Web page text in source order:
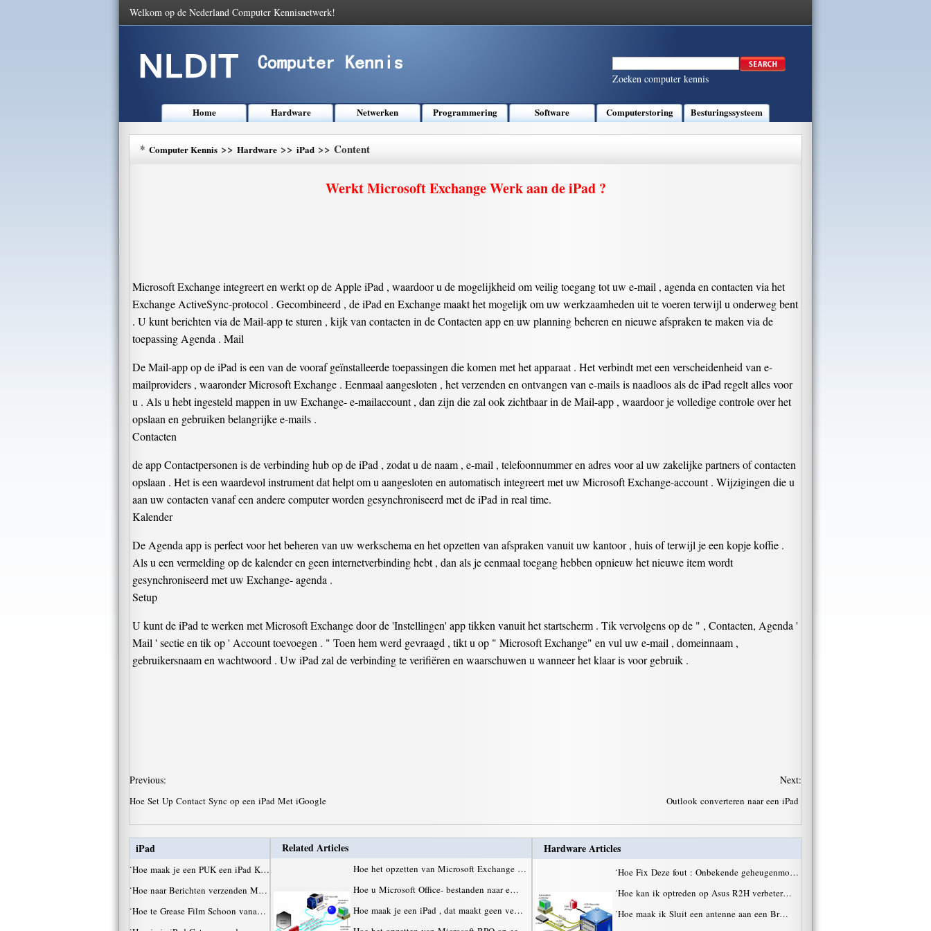
Welkom op de Nederland Computer Kennisnetwerk!
Zoeken computer kennis
Home Hardware Netwerken Programmering Software Computerstoring Besturingssysteem
* Computer Kennis >> Hardware >> iPad >> Content
Werkt Microsoft Exchange Werk aan de iPad ?
Microsoft Exchange integreert en werkt op de Apple iPad , waardoor u de mogelijkheid om veilig toegang tot uw e-mail , agenda en contacten via het
Exchange ActiveSync-protocol . Gecombineerd , de iPad en Exchange maakt het mogelijk om uw werkzaamheden uit te voeren terwijl u onderweg bent
. U kunt berichten via de Mail-app te sturen , kijk van contacten in de Contacten app en uw planning beheren en nieuwe afspraken te maken via de
toepassing Agenda . Mail
De Mail-app op de iPad is een van de vooraf geïnstalleerde toepassingen die komen met het apparaat . Het verbindt met een verscheidenheid van e-
mailproviders , waaronder Microsoft Exchange . Eenmaal aangesloten , het verzenden en ontvangen van e-mails is naadloos als de iPad regelt alles voor
u . Als u hebt ingesteld mappen in uw Exchange- e-mailaccount , dan zijn die zal ook zichtbaar in de Mail-app , waardoor je volledige controle over het
opslaan en gebruiken belangrijke e-mails .
Contacten
de app Contactpersonen is de verbinding hub op de iPad , zodat u de naam , e-mail , telefoonnummer en adres voor al uw zakelijke partners of contacten
opslaan . Het is een waardevol instrument dat helpt om u aangesloten en automatisch integreert met uw Microsoft Exchange-account . Wijzigingen die u
aan uw contacten vanaf een andere computer worden gesynchroniseerd met de iPad in real time.
Kalender
De Agenda app is perfect voor het beheren van uw werkschema en het opzetten van afspraken vanuit uw kantoor , huis of terwijl je een kopje koffie .
Als u een vermelding op de kalender en geen internetverbinding hebt , dan als je eenmaal toegang hebben opnieuw het nieuwe item wordt
gesynchroniseerd met uw Exchange- agenda .
Setup
U kunt de iPad te werken met Microsoft Exchange door de 'Instellingen' app tikken vanuit het startscherm . Tik vervolgens op de " , Contacten, Agenda '
Mail ' sectie en tik op ' Account toevoegen . " Toen hem werd gevraagd , tikt u op " Microsoft Exchange" en vul uw e-mail , domeinnaam ,
gebruikersnaam en wachtwoord . Uw iPad zal de verbinding te verifiëren en waarschuwen u wanneer het klaar is voor gebruik .
Previous:
Hoe Set Up Contact Sync op een iPad Met iGoogle
Next:
Outlook converteren naar een iPad
iPad
·Hoe maak je een PUK een iPad K…
·Hoe naar Berichten verzenden M…
·Hoe te Grease Film Schoon vana…
Related Articles
Hoe het opzetten van Microsoft Exchange …
Hoe u Microsoft Office- bestanden naar e…
Hoe maak je een iPad , dat maakt geen ve…
Hardware Articles
·Hoe Fix Deze fout : Onbekende geheugenmo…
·Hoe kan ik optreden op Asus R2H verbeter…
·Hoe maak ik Sluit een antenne aan een Br…